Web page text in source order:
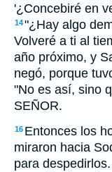
'¿Concebiré en
14"¿Hay algo
Volveré a ti al
año próximo, y
negó, porque
"No es así, sino
SEÑOR.
16 Entonces los
miraron hacia
para despedirlos.